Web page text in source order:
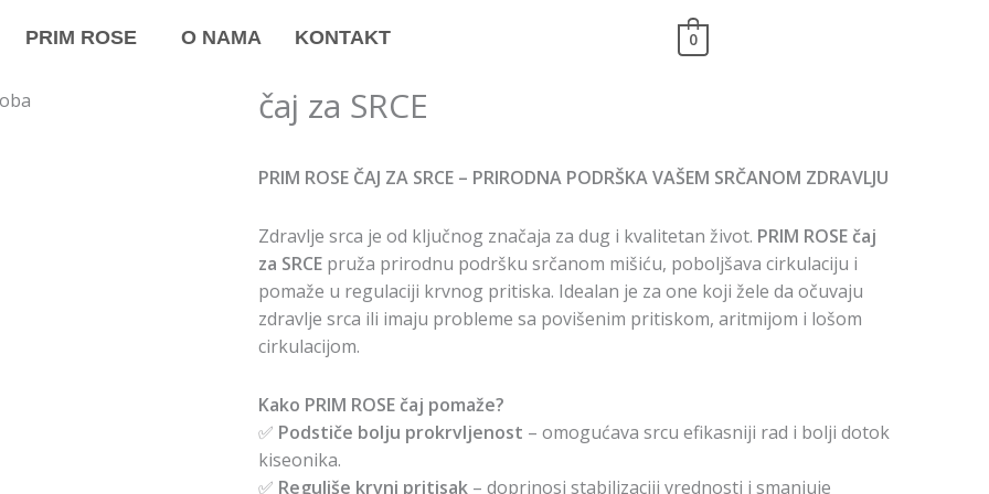
PRIM ROSE O NAMA KONTAKT 0
čaj za SRCE
PRIM ROSE ČAJ ZA SRCE – PRIRODNA PODRŠKA VAŠEM SRČANOM ZDRAVLJU
Zdravlje srca je od ključnog značaja za dug i kvalitetan život. PRIM ROSE čaj
za SRCE pruža prirodnu podršku srčanom mišiću, poboljšava cirkulaciju i
pomaže u regulaciji krvnog pritiska. Idealan je za one koji žele da očuvaju
zdravlje srca ili imaju probleme sa povišenim pritiskom, aritmijom i lošom
cirkulacijom.
Kako PRIM ROSE čaj pomaže?
✅ Podstiče bolju prokrvljenost – omogućava srcu efikasniji rad i bolji dotok
kiseonika.
✅ Reguliše krvni pritisak – doprinosi stabilizaciji vrednosti i smanjuje